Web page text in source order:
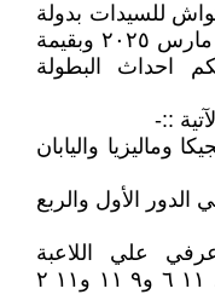
للسيدات بدولة
نيوزيلندا خلال الفترة من ٤ وحتي ٩ مارس ٢٠٢٥ وبقيمة
واليكم احداث البطولة
::-
وماليزيا واليابان
الدور الأول والربع
علي اللاعبة
المصرية هنا معتز ٣ ١ بنتائج أشواط ١١ ٦ و٩ ١١ و١١ ٢